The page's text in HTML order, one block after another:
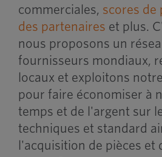
commerciales, scores de
des partenaires et plus.
nous proposons un
fournisseurs mondiaux,
locaux et exploitons
pour faire économiser à
temps et de l'argent sur
techniques et standard
l'acquisition de pièces et